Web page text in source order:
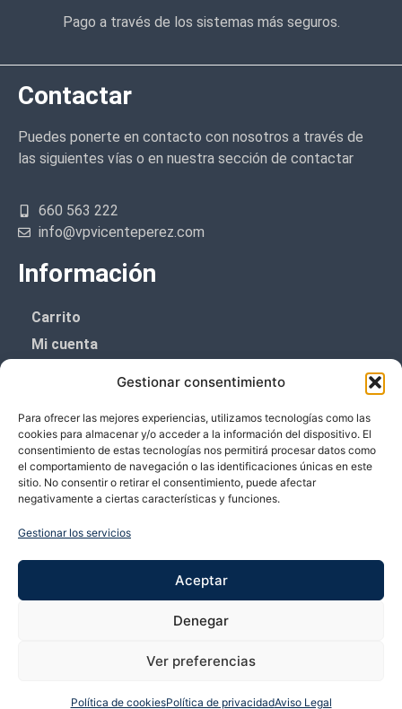
Gestionar consentimiento
Para ofrecer las mejores experiencias, utilizamos tecnologías como las
cookies para almacenar y/o acceder a la información del dispositivo. El
consentimiento de estas tecnologías nos permitirá procesar datos como
el comportamiento de navegación o las identificaciones únicas en este
sitio. No consentir o retirar el consentimiento, puede afectar
negativamente a ciertas características y funciones.
Gestionar los servicios
Aceptar
Denegar
Ver preferencias
Política de cookiesPolítica de privacidadAviso Legal
Pago a través de los sistemas más seguros.
Contactar
Puedes ponerte en contacto con nosotros a través de
las siguientes vías o en nuestra sección de contactar
660 563 222
info@vpvicenteperez.com
Información
Carrito
Mi cuenta
Política de cookies (UE)
Boletín de noticias
¡¡Suscríbete y prometemos no dar mucho el
Te enviaremos sólo cosas importantes.